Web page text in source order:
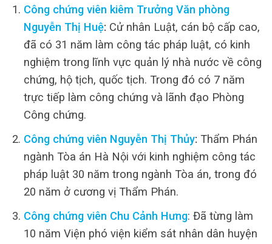
Công chứng viên kiêm Trưởng Văn phòng
Nguyễn Thị Huệ: Cử nhân Luật, cán bộ cấp cao,
đã có 31 năm làm công tác pháp luật, có kinh
nghiệm trong lĩnh vực quản lý nhà nước về công
chứng, hộ tịch, quốc tịch. Trong đó có 7 năm
trực tiếp làm công chứng và lãnh đạo Phòng
Công chứng.
Công chứng viên Nguyễn Thị Thủy: Thẩm Phán
ngành Tòa án Hà Nội với kinh nghiệm công tác
pháp luật 30 năm trong ngành Tòa án, trong đó
20 năm ở cương vị Thẩm Phán.
Công chứng viên Chu Cảnh Hưng: Đã từng làm
10 năm Viện phó viện kiểm sát nhân dân huyện